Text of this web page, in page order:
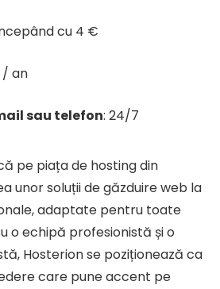
cu 4 €
/ an
sau telefon: 24/7
pe piața de hosting din
unor soluții de găzduire web la
adaptate pentru toate
o echipă profesionistă și o
Hosterion se poziționează ca
care pune accent pe